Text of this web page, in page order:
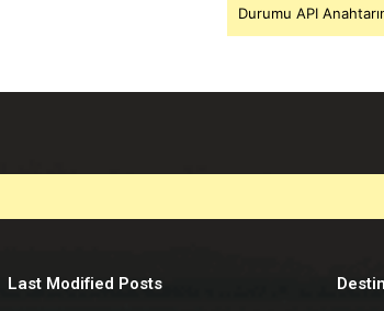
Durumu API
Last Modified Posts